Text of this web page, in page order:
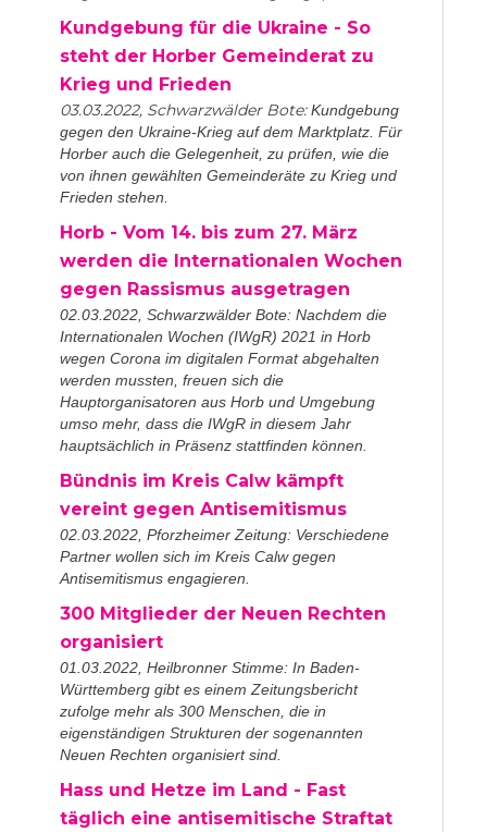
Kundgebung für die Ukraine - So
steht der Horber Gemeinderat zu
Krieg und Frieden
03.03.2022, Schwarzwälder Bote:Kundgebung
gegen den Ukraine-Krieg auf dem Marktplatz. Für
Horber auch die Gelegenheit, zu prüfen, wie die
von ihnen gewählten Gemeinderäte zu Krieg und
Frieden stehen.
Horb - Vom 14. bis zum 27. März
werden die Internationalen Wochen
gegen Rassismus ausgetragen
02.03.2022, Schwarzwälder Bote: Nachdem die
Internationalen Wochen (IWgR) 2021 in Horb
wegen Corona im digitalen Format abgehalten
werden mussten, freuen sich die
Hauptorganisatoren aus Horb und Umgebung
umso mehr, dass die IWgR in diesem Jahr
hauptsächlich in Präsenz stattfinden können.
Bündnis im Kreis Calw kämpft
vereint gegen Antisemitismus
02.03.2022, Pforzheimer Zeitung: Verschiedene
Partner wollen sich im Kreis Calw gegen
Antisemitismus engagieren.
300 Mitglieder der Neuen Rechten
organisiert
01.03.2022, Heilbronner Stimme: In Baden-
Württemberg gibt es einem Zeitungsbericht
zufolge mehr als 300 Menschen, die in
eigenständigen Strukturen der sogenannten
Neuen Rechten organisiert sind.
Hass und Hetze im Land - Fast
täglich eine antisemitische Straftat